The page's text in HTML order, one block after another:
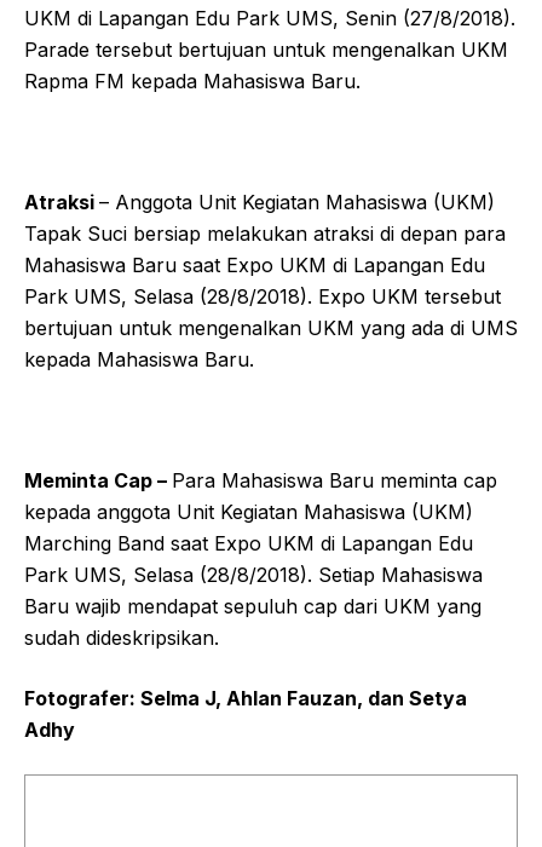
UKM di Lapangan Edu Park UMS, Senin (27/8/2018).
Parade tersebut bertujuan untuk mengenalkan UKM
Rapma FM kepada Mahasiswa Baru.
Atraksi – Anggota Unit Kegiatan Mahasiswa (UKM)
Tapak Suci bersiap melakukan atraksi di depan para
Mahasiswa Baru saat Expo UKM di Lapangan Edu
Park UMS, Selasa (28/8/2018). Expo UKM tersebut
bertujuan untuk mengenalkan UKM yang ada di UMS
kepada Mahasiswa Baru.
Meminta Cap – Para Mahasiswa Baru meminta cap
kepada anggota Unit Kegiatan Mahasiswa (UKM)
Marching Band saat Expo UKM di Lapangan Edu
Park UMS, Selasa (28/8/2018). Setiap Mahasiswa
Baru wajib mendapat sepuluh cap dari UKM yang
sudah dideskripsikan.
Fotografer: Selma J, Ahlan Fauzan, dan Setya
Adhy